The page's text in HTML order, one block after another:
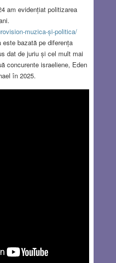
am evidențiat politizarea
muzica-și-politica/
bazată pe diferența
dat de juriu și cel mult mai
concurente israeliene, Eden
în 2025.